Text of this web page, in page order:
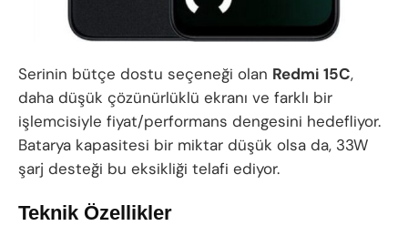
Serinin bütçe dostu seçeneği olan Redmi 15C,
daha düşük çözünürlüklü ekranı ve farklı bir
işlemcisiyle fiyat/performans dengesini hedefliyor.
Batarya kapasitesi bir miktar düşük olsa da, 33W
şarj desteği bu eksikliği telafi ediyor.
Teknik Özellikler